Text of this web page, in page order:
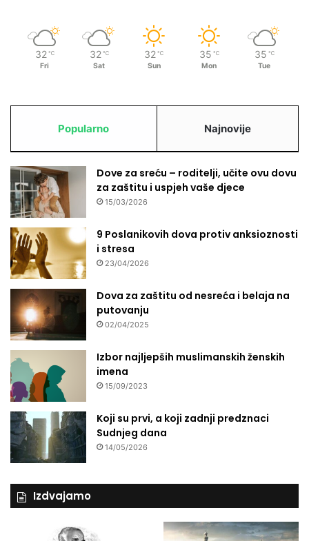
32 ℃
Fri
32 ℃
Sat
32 ℃
Sun
35 ℃
Mon
35 ℃
Tue
Popularno Najnovije
Dove za sreću – roditelji, učite ovu dovu
za zaštitu i uspjeh vaše djece
15/03/2026
9 Poslanikovih dova protiv anksioznosti
i stresa
23/04/2026
Dova za zaštitu od nesreća i belaja na
putovanju
02/04/2025
Izbor najljepših muslimanskih ženskih
imena
15/09/2023
Koji su prvi, a koji zadnji predznaci
Sudnjeg dana
14/05/2026
Izdvajamo